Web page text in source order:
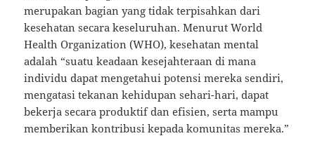
merupakan bagian yang tidak terpisahkan dari
kesehatan secara keseluruhan. Menurut World
Health Organization (WHO), kesehatan mental
adalah “suatu keadaan kesejahteraan di mana
individu dapat mengetahui potensi mereka sendiri,
mengatasi tekanan kehidupan sehari-hari, dapat
bekerja secara produktif dan efisien, serta mampu
memberikan kontribusi kepada komunitas mereka.”